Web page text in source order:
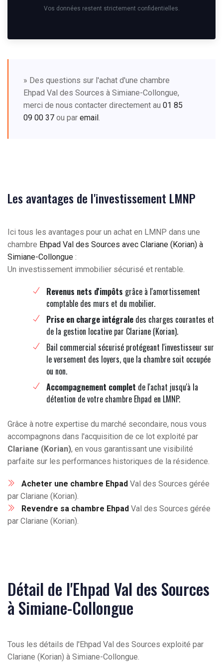
Vos données restent strictement confidentielles.
» Des questions sur l'achat d'une chambre
Ehpad Val des Sources à Simiane-Collongue,
merci de nous contacter directement au 01 85
09 00 37 ou par email .
Les avantages de l'investissement LMNP
Ici tous les avantages pour un achat en LMNP dans une
chambre Ehpad Val des Sources avec Clariane (Korian) à
Simiane-Collongue :
Un investissement immobilier sécurisé et rentable.
Revenus nets d'impôts grâce à l'amortissement
comptable des murs et du mobilier.
Prise en charge intégrale des charges courantes et
de la gestion locative par Clariane (Korian).
Bail commercial sécurisé protégeant l'investisseur sur
le versement des loyers, que la chambre soit occupée
ou non.
Accompagnement complet de l'achat jusqu'à la
détention de votre chambre Ehpad en LMNP.
Grâce à notre expertise du marché secondaire, nous vous
accompagnons dans l'acquisition de ce lot exploité par
Clariane (Korian), en vous garantissant une visibilité
parfaite sur les performances historiques de la résidence.
Acheter une chambre Ehpad Val des Sources gérée
par Clariane (Korian).
Revendre sa chambre Ehpad Val des Sources gérée
par Clariane (Korian).
Détail de l'Ehpad Val des Sources
à Simiane-Collongue
Tous les détails de l'Ehpad Val des Sources exploité par
Clariane (Korian) à Simiane-Collongue.